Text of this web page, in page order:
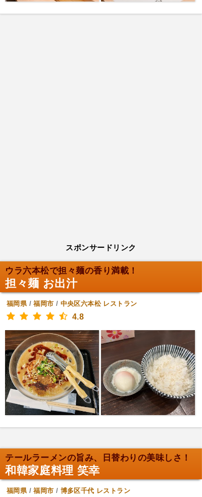
スポンサードリンク
ウラ六本松で担々麺の香り満載！
担々麺 お出汁
福岡県/福岡市 / 中央区六本松 レストラン
4.8
テールラーメンの旨み、日替わりの美味しさ！
和韓家庭料理 笑幸
福岡県/福岡市 / 博多区千代 レストラン